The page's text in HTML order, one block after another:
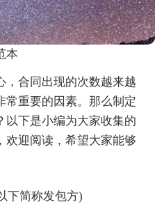
本
，合同出现的次数越来越
常重要的因素。那么制定
以下是小编为大家收集的
欢迎阅读，希望大家能够
下简称发包方)